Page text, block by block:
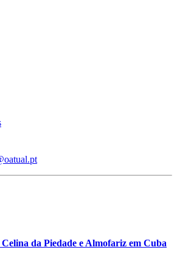
da Piedade e Almofariz em Cuba